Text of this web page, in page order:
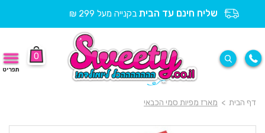
שליח חינם עד הבית בקנייה מעל 299 ₪
0
תפריט
דף הבית > מארז מפיות סמי הכבאי